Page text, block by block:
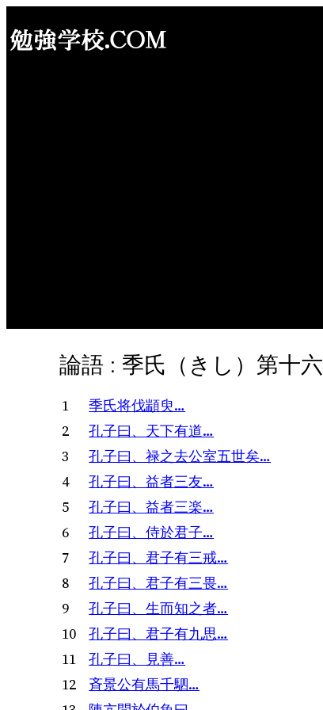
容
論語 : 季氏（きし）第十六
1
季氏将伐顓臾…
2
孔子曰、天下有道…
3
孔子曰、禄之去公室五世矣…
4
孔子曰、益者三友…
5
孔子曰、益者三楽…
6
孔子曰、侍於君子…
7
孔子曰、君子有三戒…
8
孔子曰、君子有三畏…
9
孔子曰、生而知之者…
10
孔子曰、君子有九思…
11
孔子曰、見善…
12
斉景公有馬千駟…